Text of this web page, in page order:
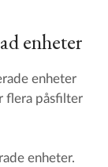
enheter
enheter
flera påsfilter
enheter.